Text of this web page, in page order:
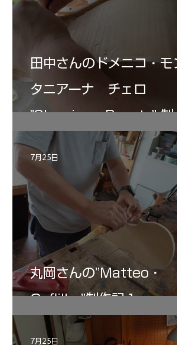
田中さんのドメニコ・モン
タニアーナ チェロ
"Sleeping・Beauty” 制作
記 30
丸岡さんの”Matteo・
Gofliller”制作記１
7月25日
7月25日